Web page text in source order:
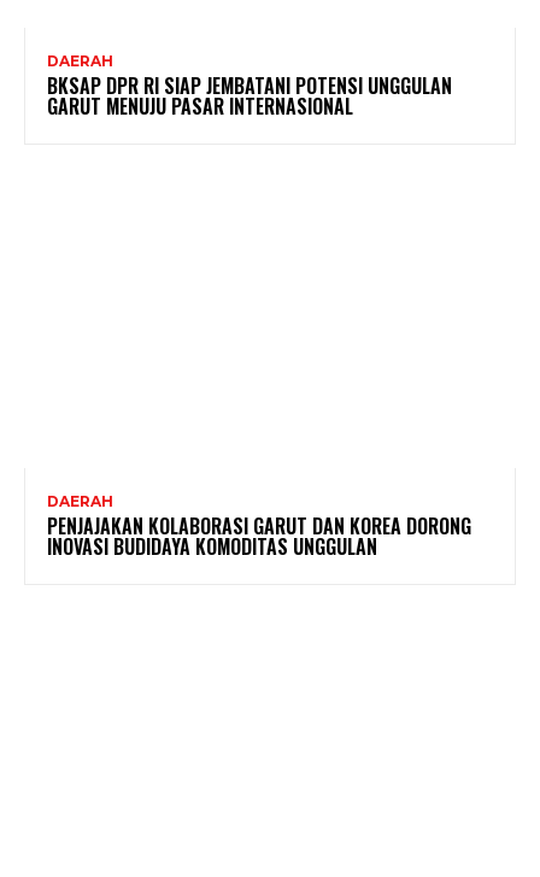
DAERAH
BKSAP DPR RI SIAP JEMBATANI POTENSI UNGGULAN
GARUT MENUJU PASAR INTERNASIONAL
DAERAH
PENJAJAKAN KOLABORASI GARUT DAN KOREA DORONG
INOVASI BUDIDAYA KOMODITAS UNGGULAN